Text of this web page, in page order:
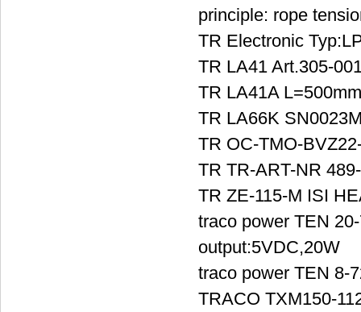
principle: rope
TR Electronic
TR LA41 Art.305-
TR LA41A
TR LA66K
TR OC-TMO-
TR TR-ART-NR
TR ZE-115-M ISI
traco power TEN
output:5VDC,20W
traco power TEN 8-
TRACO TXM150-